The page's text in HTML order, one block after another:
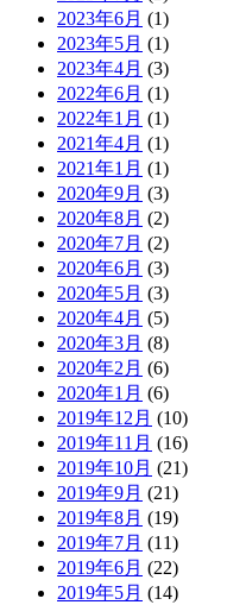
2023年6月 (1)
2023年5月 (1)
2023年4月 (3)
2022年6月 (1)
2022年1月 (1)
2021年4月 (1)
2021年1月 (1)
2020年9月 (3)
2020年8月 (2)
2020年7月 (2)
2020年6月 (3)
2020年5月 (3)
2020年4月 (5)
2020年3月 (8)
2020年2月 (6)
2020年1月 (6)
2019年12月 (10)
2019年11月 (16)
2019年10月 (21)
2019年9月 (21)
2019年8月 (19)
2019年7月 (11)
2019年6月 (22)
2019年5月 (14)